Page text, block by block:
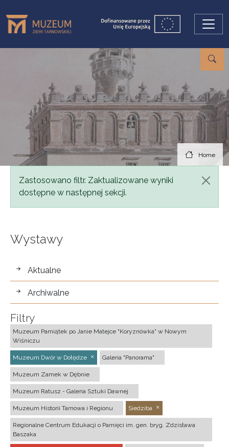
Home
Status message
Zastosowano filtr. Zaktualizowane wyniki
dostępne w następnej sekcji.
Wystawy
wystawy
Aktualne
Archiwalne
Filtry
Muzeum Pamiątek po Janie Matejce "Koryznówka" w Nowym
Wiśniczu
Muzeum Dwór w Dołędze Galeria "Panorama"
Muzeum Zamek w Dębnie
Muzeum Ratusz - Galeria Sztuki Dawnej
Muzeum Historii Tarnowa i Regionu Siedziba
Regionalne Centrum Edukacji o Pamięci im. gen. bryg. Zdzisława
Baszaka